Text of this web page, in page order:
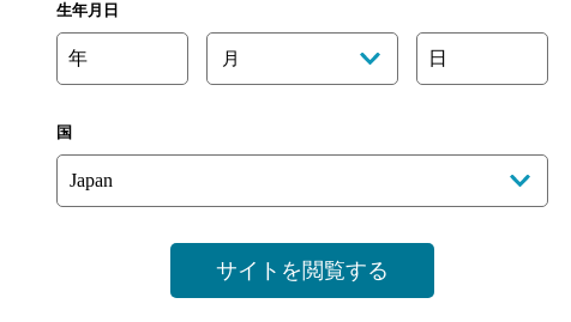
ご意見・ご感想
生年月日
年 月 日
国
サイトを閲覧する